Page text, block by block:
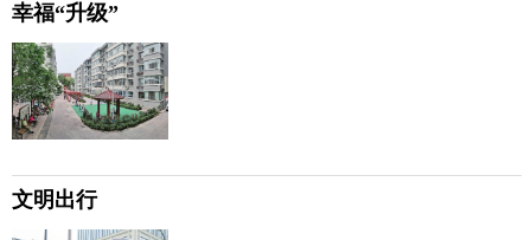
幸福“升级”
文明出行